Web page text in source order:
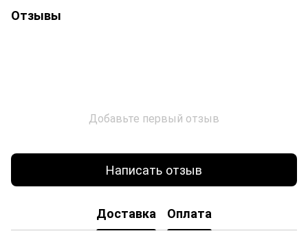
Отзывы
Добавьте первый отзыв
Написать отзыв
Доставка Оплата